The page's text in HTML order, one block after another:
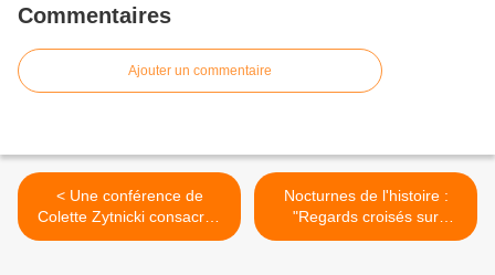
Commentaires
Ajouter un commentaire
< Une conférence de
Colette Zytnicki consacrée
à Draria, village colonial
Nocturnes de l'histoire :
"Regards croisés sur
l'histoire de la peine de